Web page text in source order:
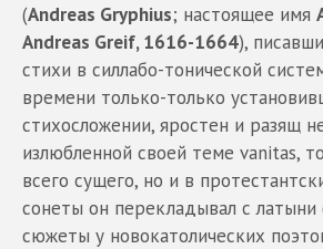
(Andreas Gryphius; настоящее имя
Andreas Greif, 1616-1664),
стихи в силлабо-тонической
времени только-только
стихосложении, яростен и разящ
излюбленной своей теме vanitas,
всего сущего, но и в
сонеты он перекладывал с латыни
сюжеты у новокатолических